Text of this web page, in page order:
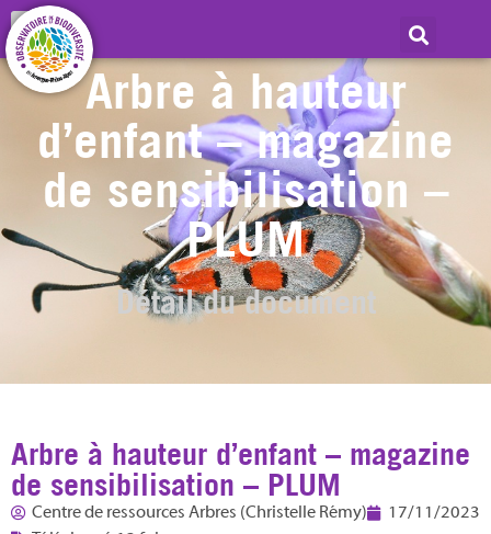
Arbre à hauteur
d’enfant – magazine
de sensibilisation –
PLUM
Détail du document
Arbre à hauteur d’enfant – magazine
de sensibilisation – PLUM
Centre de ressources Arbres (Christelle Rémy)
17/11/2023